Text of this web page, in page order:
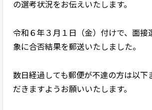
の選考状況をお伝えいたします。
令和６年３月１日（金）付けで、面接
象に合否結果を郵送いたしました。
数日経過しても郵便が不達の方は以下
だきますようお願いいたします。